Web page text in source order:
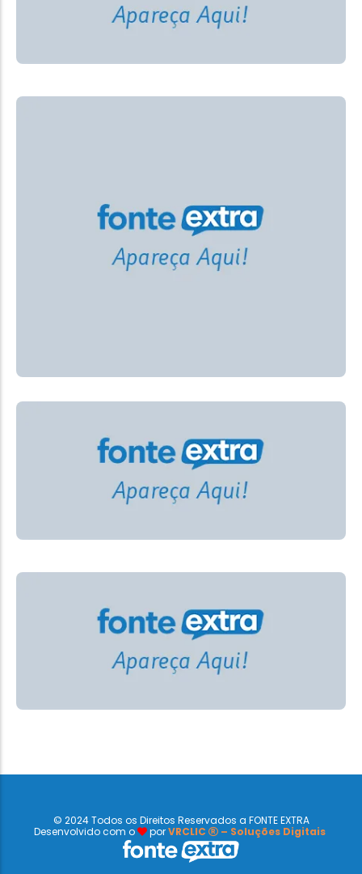
© 2024 Todos os Direitos Reservados a FONTE EXTRA
Desenvolvido com o
porVRCLIC – Soluções Digitais